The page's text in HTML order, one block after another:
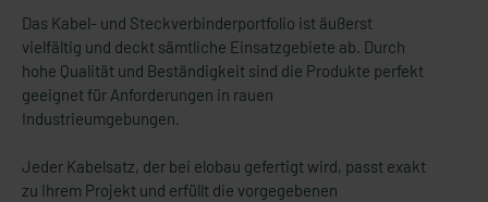
Das Kabel- und Steckverbinderportfolio ist äußerst
vielfältig und deckt sämtliche Einsatzgebiete ab. Durch
hohe Qualität und Beständigkeit sind die Produkte perfekt
geeignet für Anforderungen in rauen
Industrieumgebungen.
Jeder Kabelsatz, der bei elobau gefertigt wird, passt exakt
zu Ihrem Projekt und erfüllt die vorgegebenen